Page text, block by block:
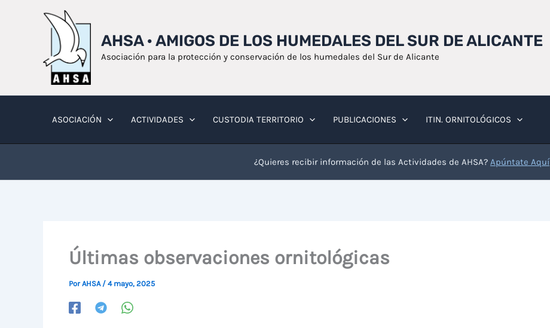
AHSA · AMIGOS DE LOS HUMEDALES DEL SUR DE ALICANTE
Asociación para la protección y conservación de los humedales del Sur de Alicante
ASOCIACIÓN ACTIVIDADES CUSTODIA TERRITORIO PUBLICACIONES ITIN. ORNITOLÓGICOS
¿Quieres recibir información de las Actividades de AHSA? Apúntate Aquí
Últimas observaciones ornitológicas
PorAHSA / 4 mayo, 2025